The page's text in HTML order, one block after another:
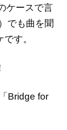
ケースで言
でも曲を聞
す。
Bridge for